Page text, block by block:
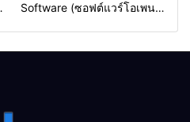
Software (ซอฟต์แวร์โอเพน